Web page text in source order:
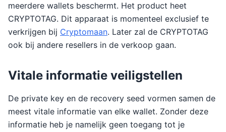
meerdere wallets beschermt. Het product heet
CRYPTOTAG. Dit apparaat is momenteel exclusief te
verkrijgen bij Cryptomaan. Later zal de CRYPTOTAG
ook bij andere resellers in de verkoop gaan.
Vitale informatie veiligstellen
De private key en de recovery seed vormen samen de
meest vitale informatie van elke wallet. Zonder deze
informatie heb je namelijk geen toegang tot je